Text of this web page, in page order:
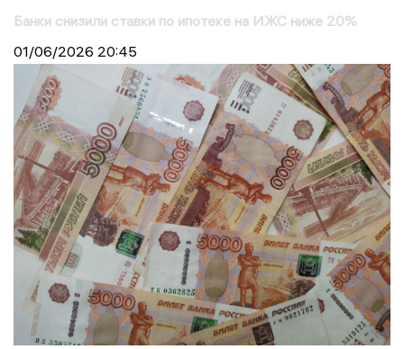
Банки снизили ставки по ипотеке на ИЖС ниже 20%
01/06/2026 20:45